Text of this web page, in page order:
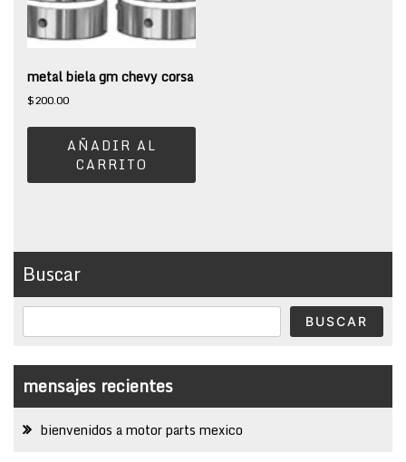
metal biela gm chevy corsa
$200.00
AÑADIR AL
CARRITO
Buscar
BUSCAR
mensajes recientes
bienvenidos a motor parts mexico